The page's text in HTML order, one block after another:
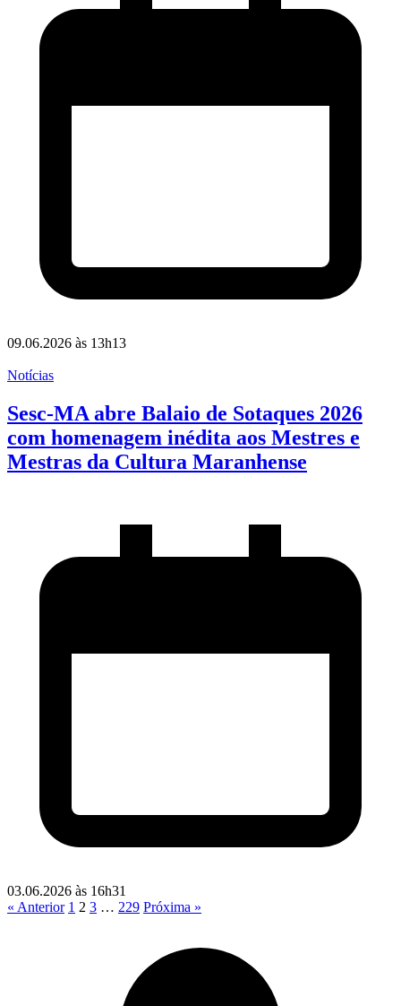
09.06.2026 às 13h13
Notícias
Sesc-MA abre Balaio de Sotaques 2026
com homenagem inédita aos Mestres e
Mestras da Cultura Maranhense
03.06.2026 às 16h31
Paginação
« Anterior 1 2 3 … 229 Próxima »